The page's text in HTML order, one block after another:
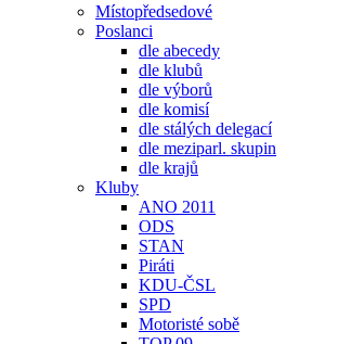
Místopředsedové
Poslanci
dle abecedy
dle klubů
dle výborů
dle komisí
dle stálých delegací
dle meziparl. skupin
dle krajů
Kluby
ANO 2011
ODS
STAN
Piráti
KDU-ČSL
SPD
Motoristé sobě